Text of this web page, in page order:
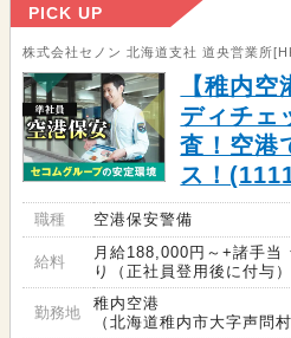
PICK UP
株式会社セノン 北海道支社 道央営業所
【稚内
ディチェ
査！空港
ス！
職種 空港保安警備
給料
月給188,000円～+諸手
り（正社員登用後に付与
勤務地
稚内空港
（北海道稚内市大字声問